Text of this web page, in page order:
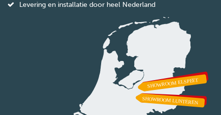
Levering en installatie door heel Nederland